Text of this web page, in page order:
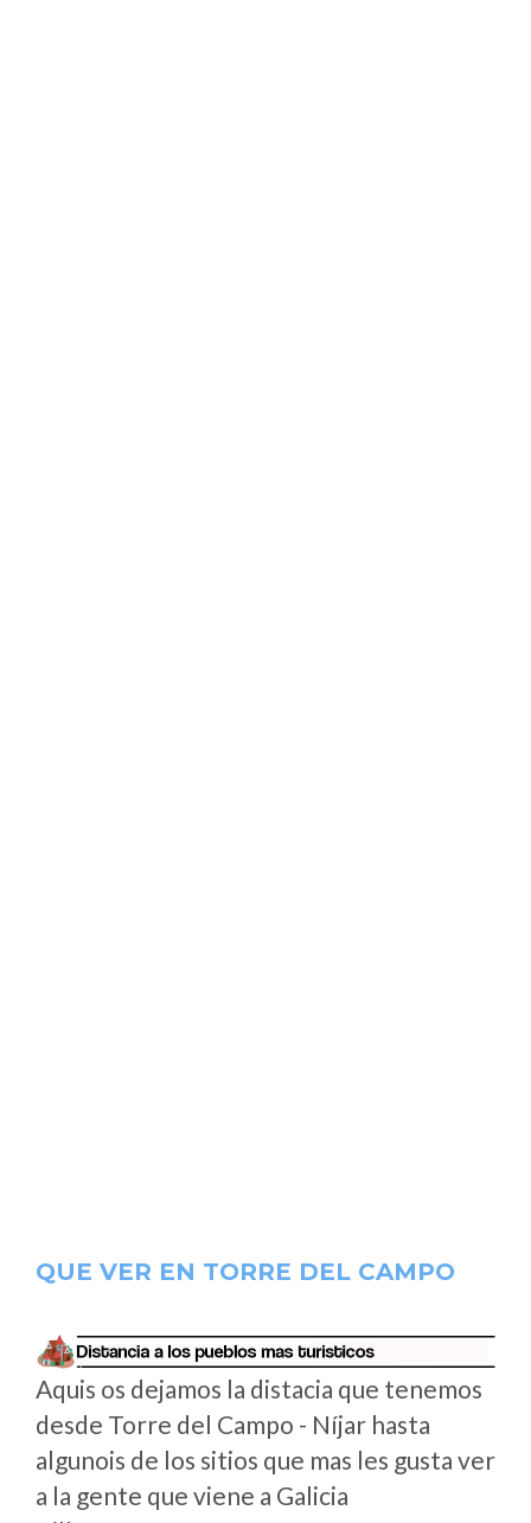
QUE VER EN TORRE DEL CAMPO
Aquis os dejamos la distacia que tenemos
desde Torre del Campo - Níjar hasta
algunois de los sitios que mas les gusta ver
a la gente que viene a Galicia